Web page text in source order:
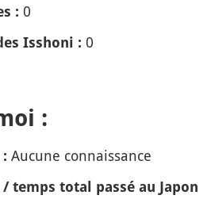
: 0
Isshoni : 0
:
Aucune connaissance
temps total passé au Japon